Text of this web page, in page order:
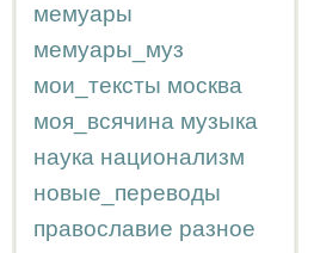
мемуары
мемуары_муз
мои_тексты москва
моя_всячина музыка
наука национализм
новые_переводы
православие разное